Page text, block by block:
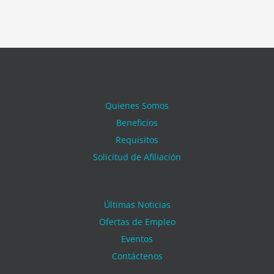
Quienes Somos
Beneficios
Requisitos
Solicitud de Afiliación
Últimas Noticias
Ofertas de Empleo
Eventos
Contáctenos